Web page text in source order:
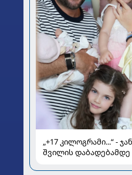
„+17 კილოგრამი...“ -
შვილის